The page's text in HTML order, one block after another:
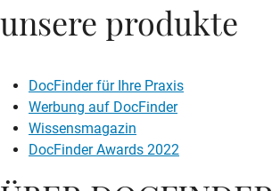
unsere produkte
DocFinder für Ihre Praxis
Werbung auf DocFinder
Wissensmagazin
DocFinder Awards 2022